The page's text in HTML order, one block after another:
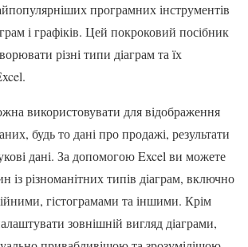
програмних інструментів
і графіків. Цей покроковий посібник
різні типи діаграм та їх
використовувати для відображення
будь то дані про продажі, результати
дані. За допомогою Excel ви можете
із різноманітних типів діаграм, включно
гістограмами та іншими. Крім
зовнішній вигляд діаграми,